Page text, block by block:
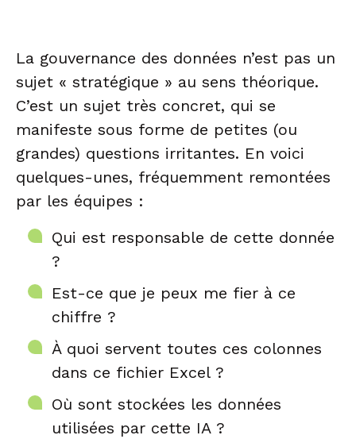
La gouvernance des données n’est pas un
sujet « stratégique » au sens théorique.
C’est un sujet très concret, qui se
manifeste sous forme de petites (ou
grandes) questions irritantes. En voici
quelques-unes, fréquemment remontées
par les équipes :
Qui est responsable de cette donnée
?
Est-ce que je peux me fier à ce
chiffre ?
À quoi servent toutes ces colonnes
dans ce fichier Excel ?
Où sont stockées les données
utilisées par cette IA ?